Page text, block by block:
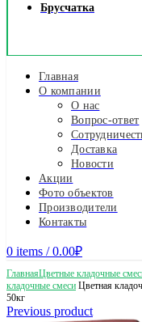
Брусчатка
Главная
О компании
О нас
Вопрос-ответ
Доставка
Новости
Акции
Фото объектов
Производители
Контакты
0 items / 0.00₽
ГлавнаяЦветные кладочные
кладочные смеси Цветная
50кг
Previous product